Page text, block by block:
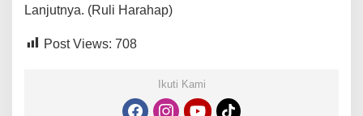
Lanjutnya. (Ruli Harahap)
Post Views: 708
Ikuti Kami